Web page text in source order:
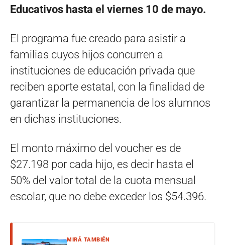
Educativos hasta el viernes 10 de mayo.
El programa fue creado para asistir a
familias cuyos hijos concurren a
instituciones de educación privada que
reciben aporte estatal, con la finalidad de
garantizar la permanencia de los alumnos
en dichas instituciones.
El monto máximo del voucher es de
$27.198 por cada hijo, es decir hasta el
50% del valor total de la cuota mensual
escolar, que no debe exceder los $54.396.
MIRÁ TAMBIÉN